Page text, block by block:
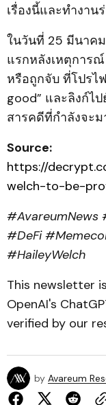
เรื่องนี้และทำงา
ในวันที่ 25 มีนาค
แรกหลังเหตุการ
หรือถูกจับ ที่โปรไ
good” และลิงก์ไ
สารคดีที่กำลังจะม
Source:
https://
welch-to-be-
#DeFi
#HaileyWelch
This newsletter
OpenAI's
verified by our
by Avareum